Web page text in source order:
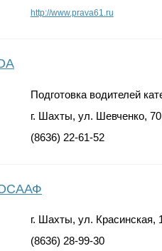
http://www.prava61.ru
Подготовка водителей
г. Шахты, ул. Шевченко,
(8636) 22-61-52
г. Шахты, ул. Красинская,
(8636) 28-99-30